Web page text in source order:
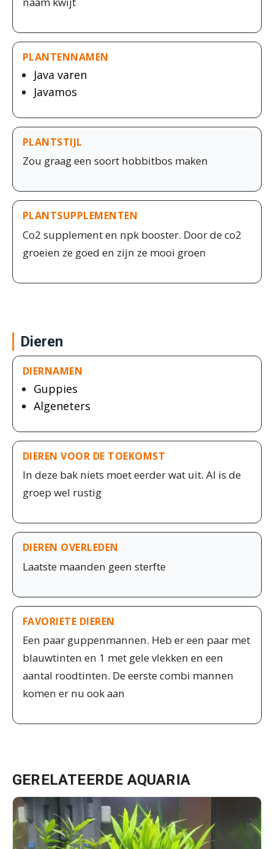
PLANTENNAMEN
Java varen
Javamos
PLANTSTIJL
Zou graag een soort hobbitbos maken
PLANTSUPPLEMENTEN
Co2 supplement en npk booster. Door de co2
groeien ze goed en zijn ze mooi groen
Dieren
DIERNAMEN
Guppies
Algeneters
DIEREN VOOR DE TOEKOMST
In deze bak niets moet eerder wat uit. Al is de
groep wel rustig
DIEREN OVERLEDEN
Laatste maanden geen sterfte
FAVORIETE DIEREN
Een paar guppenmannen. Heb er een paar met
blauwtinten en 1 met gele vlekken en een
aantal roodtinten. De eerste combi mannen
komen er nu ook aan
GERELATEERDE AQUARIA